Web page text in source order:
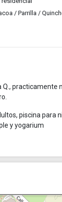
/ Parrilla /
practicamente
piscina para
y yogarium